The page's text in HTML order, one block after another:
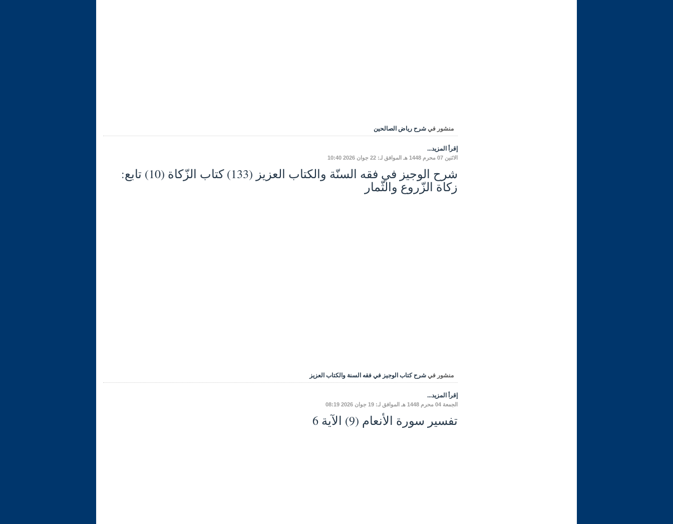
منشور في شرح رياض الصالحين
إقرأ المزيد...
الاثنين 07 محرم 1448 هـ الموافق لـ: 22 جوان 2026 10:40
شرح الوجيز في فقه السنّة والكتاب العزيز (133) كتاب الزّكاة (10) تابع:
زكاة الزّروع والثّمار
منشور في شرح كتاب الوجيز في فقه السنة والكتاب العزيز
إقرأ المزيد...
الجمعة 04 محرم 1448 هـ الموافق لـ: 19 جوان 2026 08:19
تفسير سورة الأنعام (9) الآية 6